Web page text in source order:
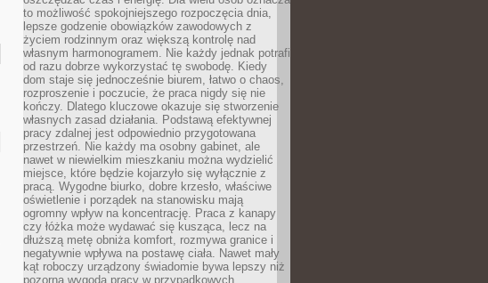
to możliwość spokojniejszego rozpoczęcia dnia,
lepsze godzenie obowiązków zawodowych z
życiem rodzinnym oraz większą kontrolę nad
własnym harmonogramem. Nie każdy jednak potrafi
od razu dobrze wykorzystać tę swobodę. Kiedy
dom staje się jednocześnie biurem, łatwo o chaos,
rozproszenie i poczucie, że praca nigdy się nie
kończy. Dlatego kluczowe okazuje się stworzenie
własnych zasad działania. Podstawą efektywnej
pracy zdalnej jest odpowiednio przygotowana
przestrzeń. Nie każdy ma osobny gabinet, ale
nawet w niewielkim mieszkaniu można wydzielić
miejsce, które będzie kojarzyło się wyłącznie z
pracą. Wygodne biurko, dobre krzesło, właściwe
oświetlenie i porządek na stanowisku mają
ogromny wpływ na koncentrację. Praca z kanapy
czy łóżka może wydawać się kusząca, lecz na
dłuższą metę obniża komfort, rozmywa granice i
negatywnie wpływa na postawę ciała. Nawet mały
kąt roboczy urządzony świadomie bywa lepszy niż
pozorna wygoda pracy w przypadkowych